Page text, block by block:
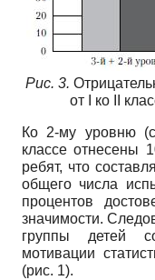
Рис. 3.
от I ко II
Ко 2-му уровню
классе отнесены
ребят, что
общего числа
процентов
значимости.
группы детей
мотивации
(рис. 1).